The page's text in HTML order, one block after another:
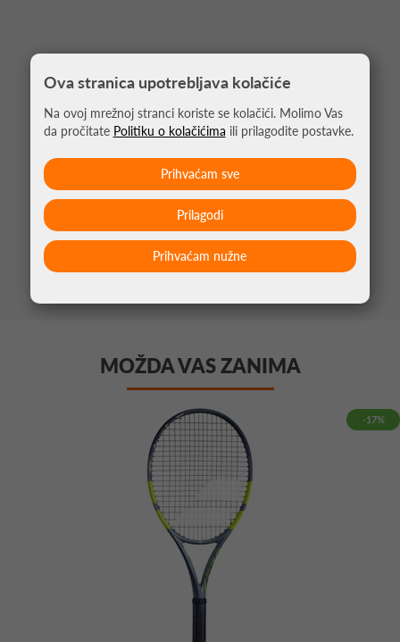
PERFORMANSE
KONTROLA
SNAGA
MOŽDA VAS ZANIMA
-17%
Ova stranica upotrebljava kolačiće
Na ovoj mrežnoj stranci koriste se kolačići. Molimo Vas
da pročitate Politiku o kolačićima ili prilagodite postavke.
Prihvaćam nužne
Prilagodi
Prihvaćam sve